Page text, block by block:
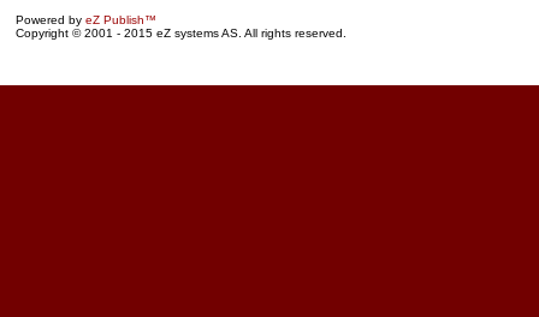
Powered by eZ Publish™
Copyright © 2001 - 2015 eZ systems AS. All rights reserved.